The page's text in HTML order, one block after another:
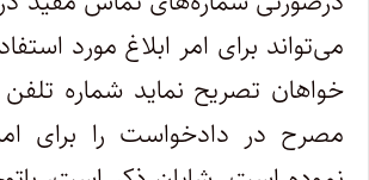
می‌تواند برای امر ابلاغ مورد
خواهان تصریح نماید شماره تلفن
مصرح در دادخواست را برای امر